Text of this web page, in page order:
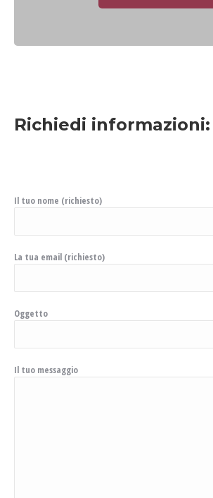
Richiedi informazioni:
Il tuo nome (richiesto)
La tua email (richiesto)
Oggetto
Il tuo messaggio